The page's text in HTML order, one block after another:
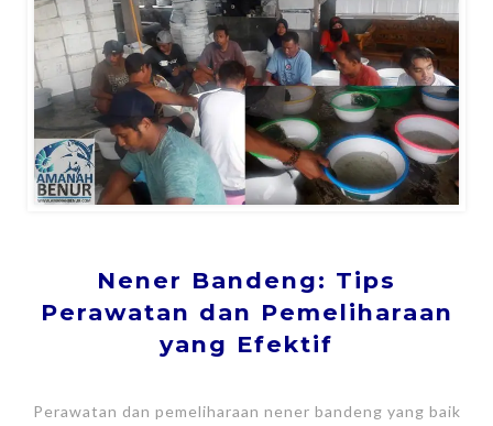
Nener Bandeng: Tips
Perawatan dan Pemeliharaan
yang Efektif
Perawatan dan pemeliharaan nener bandeng yang baik